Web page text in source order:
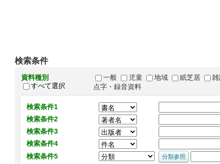
検索条件
資料種別
すべて選択
一般 児童 地域 紙芝居
点字・録音資料
検索条件1
検索条件2
検索条件3
検索条件4
検索条件5